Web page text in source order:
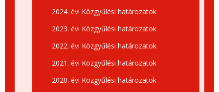
2024. évi Közgyűlési határozatok
2023. évi Közgyűlési határozatok
2022. évi Közgyűlési határozatok
2021. évi Közgyűlési határozatok
2020. évi Közgyűlési határozatok